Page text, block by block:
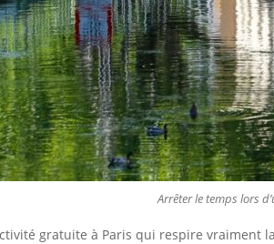
Arrêter le temps lors
gratuite à Paris qui respire vraiment